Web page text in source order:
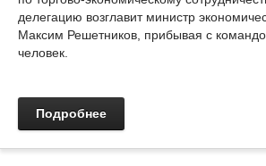
делегацию возглавит министр
Максим Решетников, прибывая с
человек.
Подробнее